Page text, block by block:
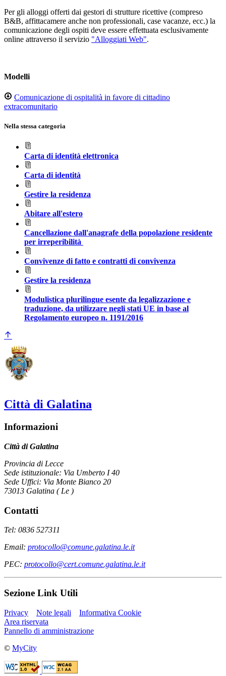
Per gli alloggi offerti dai gestori di strutture ricettive (compreso
B&B, affittacamere anche non professionali, case vacanze, ecc.) la
comunicazione degli ospiti deve essere effettuata esclusivamente
online attraverso il servizio "Alloggiati Web".
Modelli
Comunicazione di ospitalità in favore di cittadino
extracomunitario
Nella stessa categoria
Carta di identità elettronica
Carta di identità
Gestire la residenza
Abitare all'estero
Cancellazione dall'anagrafe della popolazione residente
per irreperibilità
Convivenze di fatto e contratti di convivenza
Gestire la residenza
Modulistica plurilingue esente da legalizzazione e
traduzione, da utilizzare negli stati UE in base al
Regolamento europeo n. 1191/2016
Città di Galatina
Informazioni
Città di Galatina
Provincia di Lecce
Sede istituzionale: Via Umberto I 40
Sede Uffici: Via Monte Bianco 20
73013 Galatina ( Le )
Contatti
Tel: 0836 527311
Email: protocollo@comune.galatina.le.it
PEC: protocollo@cert.comune.galatina.le.it
Sezione Link Utili
Privacy Note legali
Informativa Cookie
Area riservata
Pannello di amministrazione
© MyCity